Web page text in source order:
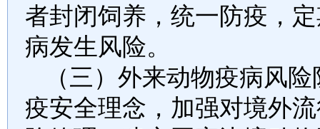
者封闭饲养，统一防疫，
病发生风险。
（三）外来动物疫病风
疫安全理念，加强对境外